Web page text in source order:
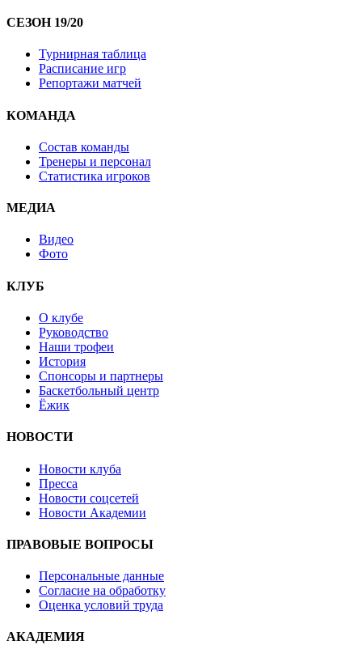
СЕЗОН 19/20
Турнирная таблица
Расписание игр
Репортажи матчей
КОМАНДА
Состав команды
Тренеры и персонал
Статистика игроков
МЕДИА
Видео
Фото
КЛУБ
О клубе
Руководство
Наши трофеи
История
Спонсоры и партнеры
Баскетбольный центр
Ёжик
НОВОСТИ
Новости клуба
Пресса
Новости соцсетей
Новости Академии
ПРАВОВЫЕ ВОПРОСЫ
Персональные данные
Согласие на обработку
Оценка условий труда
АКАДЕМИЯ